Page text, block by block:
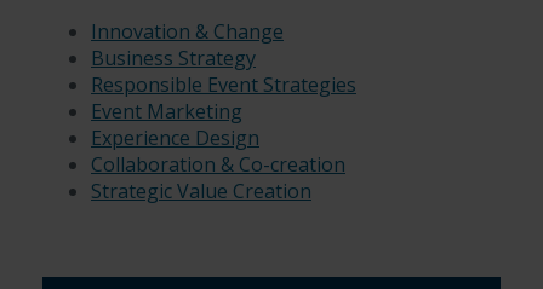
Innovation & Change
Business Strategy
Responsible Event Strategies
Event Marketing
Experience Design
Collaboration & Co-creation
Strategic Value Creation